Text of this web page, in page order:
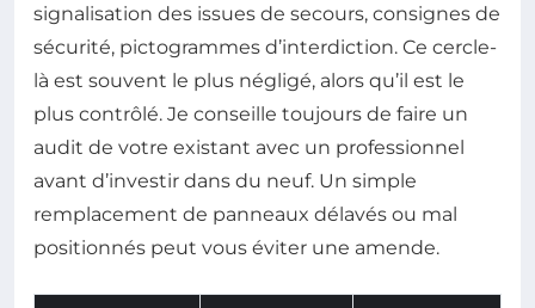
signalisation des issues de secours, consignes de
sécurité, pictogrammes d’interdiction. Ce cercle-
là est souvent le plus négligé, alors qu’il est le
plus contrôlé. Je conseille toujours de faire un
audit de votre existant avec un professionnel
avant d’investir dans du neuf. Un simple
remplacement de panneaux délavés ou mal
positionnés peut vous éviter une amende.